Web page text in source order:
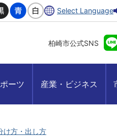
Select Language
柏崎市公式SNS
ーツ 産業・ビジネス
け方・出し方